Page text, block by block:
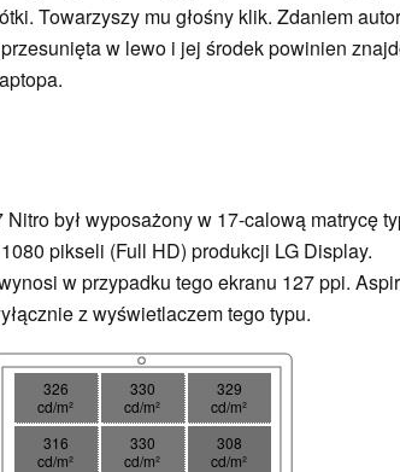
Towarzyszy mu głośny klik. Zdaniem
w lewo i jej środek powinien
był wyposażony w 17-calową matrycę
pikseli (Full HD) produkcji LG Display.
w przypadku tego ekranu 127 ppi.
z wyświetlaczem tego typu.
326
cd/m²
330
cd/m²
329
cd/m²
316
cd/m²
330
cd/m²
308
cd/m²